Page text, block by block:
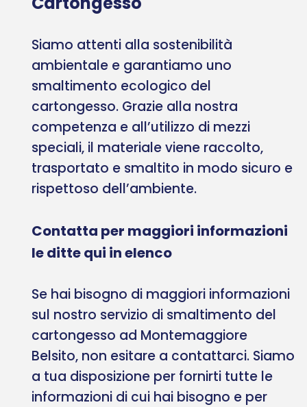
Siamo attenti alla sostenibilità
ambientale e garantiamo uno
smaltimento ecologico del
cartongesso. Grazie alla nostra
competenza e all’utilizzo di mezzi
speciali, il materiale viene raccolto,
trasportato e smaltito in modo sicuro e
rispettoso dell’ambiente.
Contatta per maggiori informazioni
le ditte qui in elenco
Se hai bisogno di maggiori informazioni
sul nostro servizio di smaltimento del
cartongesso ad Montemaggiore
Belsito, non esitare a contattarci. Siamo
a tua disposizione per fornirti tutte le
informazioni di cui hai bisogno e per